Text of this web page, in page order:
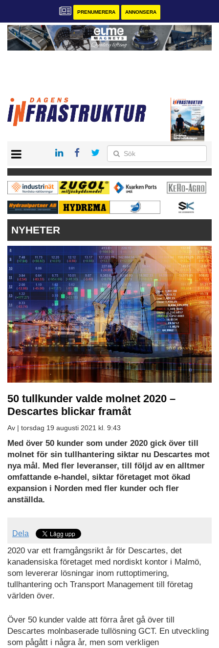
PRENUMERERA ANNONSERA
KONTAKT
VÅRA ANDRA MAGASIN
PRENUMERERA
ANNONSERA
NYHETER
50 tullkunder valde molnet 2020 –
Descartes blickar framåt
Av | torsdag 19 augusti 2021 kl. 9:43
Med över 50 kunder som under 2020 gick över till
molnet för sin tullhantering siktar nu Descartes mot
nya mål. Med fler leveranser, till följd av en alltmer
omfattande e-handel, siktar företaget mot ökad
expansion i Norden med fler kunder och fler
anställda.
Dela
2020 var ett framgångsrikt år för Descartes, det
kanadensiska företaget med nordiskt kontor i Malmö,
som levererar lösningar inom ruttoptimering,
tullhantering och Transport Management till företag
världen över.
Över 50 kunder valde att förra året gå över till
Descartes molnbaserade tullösning GCT. En utveckling
som pågått i några år, men som verkligen